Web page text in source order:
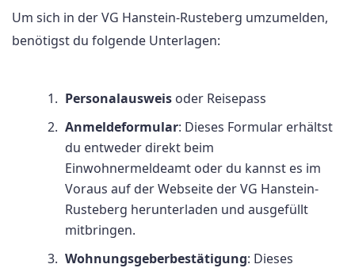
Um sich in der VG Hanstein-Rusteberg umzumelden,
benötigst du folgende Unterlagen:
Personalausweis oder Reisepass
Anmeldeformular: Dieses Formular erhältst
du entweder direkt beim
Einwohnermeldeamt oder du kannst es im
Voraus auf der Webseite der VG Hanstein-
Rusteberg herunterladen und ausgefüllt
mitbringen.
Wohnungsgeberbestätigung: Dieses